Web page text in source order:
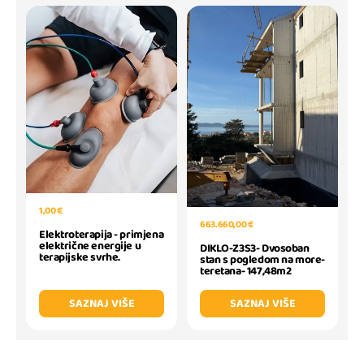
1,00 €
Elektroterapija - primjena
električne energije u
terapijske svrhe.
SAZNAJ VIŠE
663.660,00 €
DIKLO-Z3S3- Dvosoban
stan s pogledom na more-
teretana- 147,48m2
SAZNAJ VIŠE